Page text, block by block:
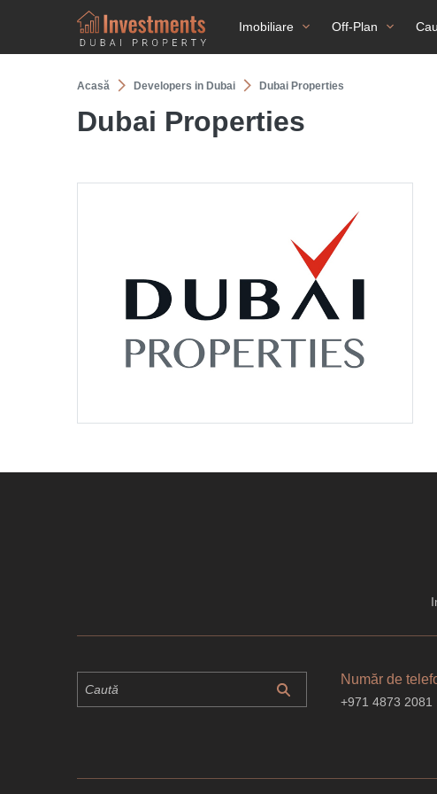
Imobiliare Off-Plan
Acasă Developers in Dubai Dubai Properties
Dubai Properties
Număr de
+971 4873 2081